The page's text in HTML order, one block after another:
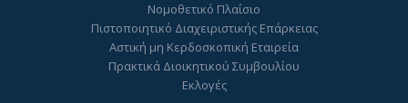
Νομοθετικό Πλαίσιο
Πιστοποιητικό Διαχειριστικής Επάρκειας
Αστική μη Κερδοσκοπική Εταιρεία
Πρακτικά Διοικητικού Συμβουλίου
Εκλογές